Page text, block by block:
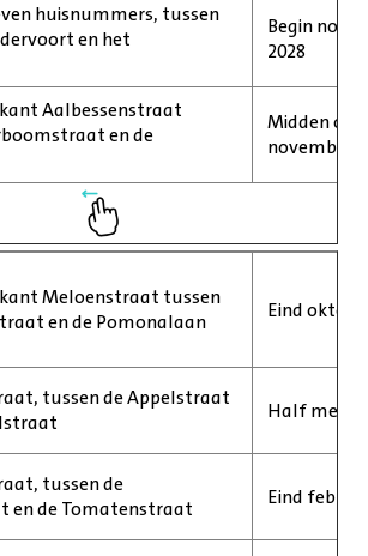
huisnummers, tussen
en het
Begin
2028
Aalbessenstraat
en de
Midden
november
Meloenstraat tussen
en de Pomonalaan
Eind
tussen de Appelstraat
Half mei
tussen de
en de Tomatenstraat
Eind